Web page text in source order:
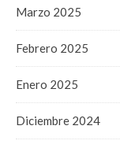
Marzo 2025
Febrero 2025
Enero 2025
Diciembre 2024